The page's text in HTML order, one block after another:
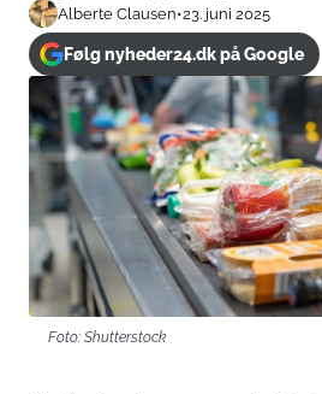
Alberte Clausen•23. juni 2025
Følg nyheder24.dk på Google
Foto: Shutterstock